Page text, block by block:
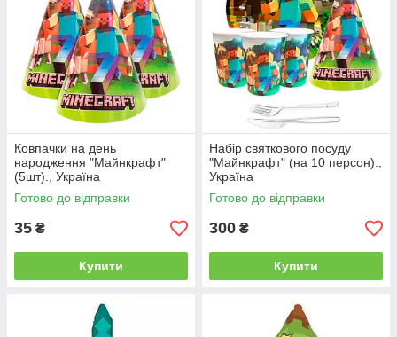
Ковпачки на день
народження "Майнкрафт"
(5шт)., Україна
Готово до відправки
35 ₴
Купити
Набір святкового посуду
"Майнкрафт" (на 10 персон).,
Україна
Готово до відправки
300 ₴
Купити